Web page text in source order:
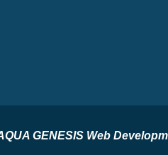
GENESIS Web